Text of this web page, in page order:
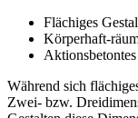
Flächiges
Körperhaft-
Während sich
Zwei- bzw.